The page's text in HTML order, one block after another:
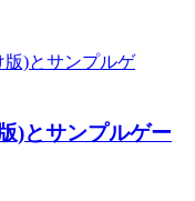
)とサンプルゲー